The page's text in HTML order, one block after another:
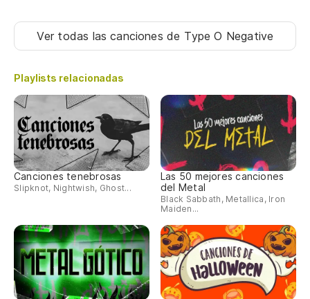
Ver todas las cancionesde Type O Negative
Playlists relacionadas
Canciones tenebrosas
Slipknot, Nightwish, Ghost...
Las 50 mejores canciones
del Metal
Black Sabbath, Metallica, Iron
Maiden...